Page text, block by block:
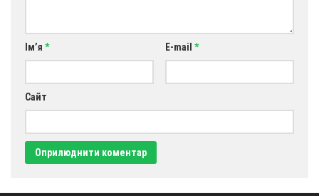
Комісія з питань душпастирства охорони здоров’я
Квіти Слобожанщини
Полтавщина
Сумщина
Ім’я * E-mail *
Сайт